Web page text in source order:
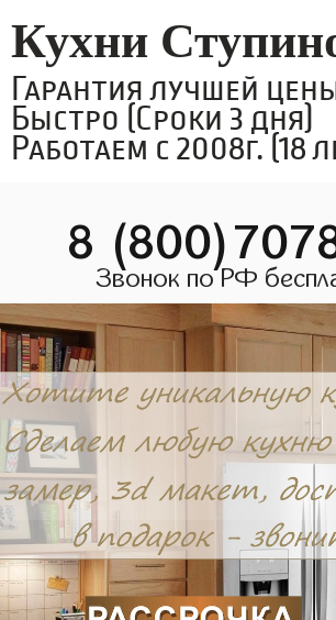
Кухни
Гарантия лучшей
Быстро (Сроки 3 дня)
Работаем с 2008г. (18
8
Звонок по РФ